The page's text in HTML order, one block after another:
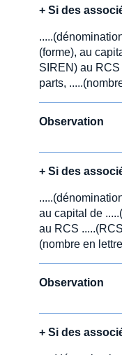
+ Si des
(forme), au
SIREN) au
parts,
Observation
+ Si des
au capital de
au RCS
(nombre en
Observation
+ Si des